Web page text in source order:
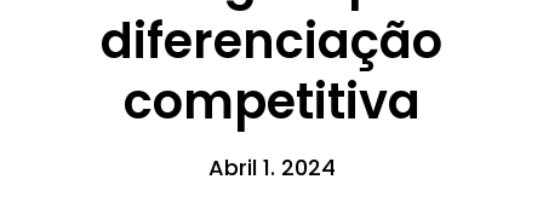
diferenciação
competitiva
Abril 1. 2024